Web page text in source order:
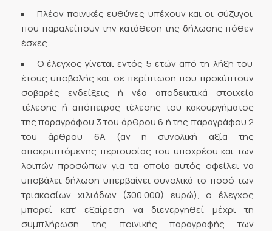
Πλέον ποινικές ευθύνες υπέχουν και οι σύζυγοι
που παραλείπουν την κατάθεση της δήλωσης πόθεν
έσχες.
Ο έλεγχος γίνεται εντός 5 ετών από τη λήξη του
έτους υποβολής και σε περίπτωση που προκύπτουν
σοβαρές ενδείξεις ή νέα αποδεικτικά στοιχεία
τέλεσης ή απόπειρας τέλεσης του κακουργήματος
της παραγράφου 3 του άρθρου 6 ή της παραγράφου 2
του άρθρου 6Α (αν η συνολική αξία της
αποκρυπτόμενης περιουσίας του υποχρέου και των
λοιπών προσώπων για τα οποία αυτός οφείλει να
υποβάλει δήλωση υπερβαίνει συνολικά το ποσό των
τριακοσίων χιλιάδων (300.000) ευρώ), ο έλεγχος
μπορεί κατ’ εξαίρεση να διενεργηθεί μέχρι τη
συμπλήρωση της ποινικής παραγραφής των